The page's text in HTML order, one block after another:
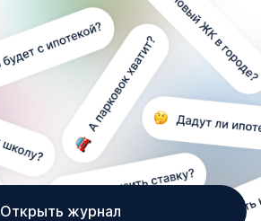
Открыть журнал